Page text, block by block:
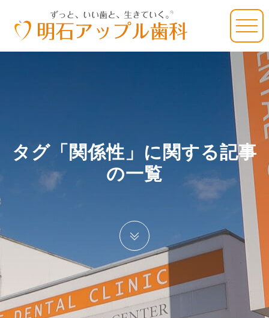
タグ「関係性」に関する記事
の一覧